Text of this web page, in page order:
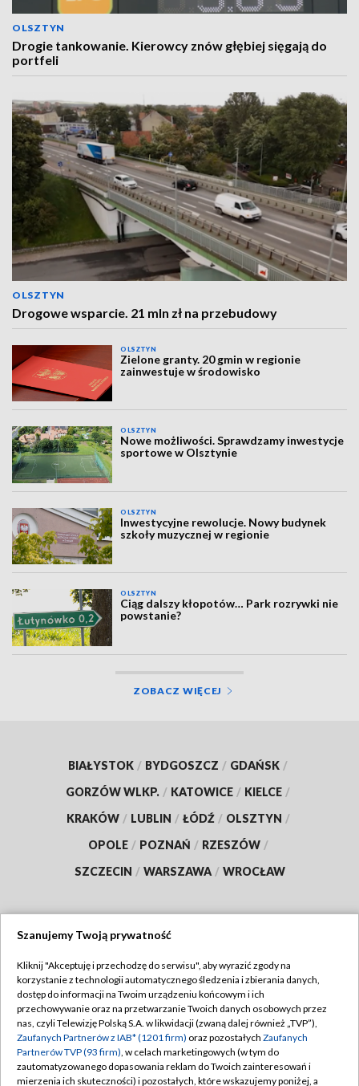
OLSZTYN
Drogie tankowanie. Kierowcy znów głębiej sięgają do
portfeli
OLSZTYN
Drogowe wsparcie. 21 mln zł na przebudowy
OLSZTYN
Zielone granty. 20 gmin w regionie
zainwestuje w środowisko
OLSZTYN
Nowe możliwości. Sprawdzamy inwestycje
sportowe w Olsztynie
OLSZTYN
Inwestycyjne rewolucje. Nowy budynek
szkoły muzycznej w regionie
OLSZTYN
Ciąg dalszy kłopotów… Park rozrywki nie
powstanie?
ZOBACZ WIĘCEJ
BIAŁYSTOK / BYDGOSZCZ / GDAŃSK /
GORZÓW WLKP. / KATOWICE / KIELCE /
KRAKÓW / LUBLIN / ŁÓDŹ / OLSZTYN /
OPOLE / POZNAŃ / RZESZÓW /
SZCZECIN / WARSZAWA / WROCŁAW
TVP
Abonament TVP
Emisja w TVP
Centrum informacji TVP
Regulamin TVP
Polityka prywatności
Moje zgody
Szanujemy Twoją prywatność
Kliknij "Akceptuję i przechodzę do serwisu", aby wyrazić zgody na
korzystanie z technologii automatycznego śledzenia i zbierania danych,
dostęp do informacji na Twoim urządzeniu końcowym i ich
przechowywanie oraz na przetwarzanie Twoich danych osobowych przez
nas, czyli Telewizję Polską S.A. w likwidacji (zwaną dalej również „TVP”),
Zaufanych Partnerów z IAB* (1201 firm) oraz pozostałych Zaufanych
Partnerów TVP (93 firm), w celach marketingowych (w tym do
zautomatyzowanego dopasowania reklam do Twoich zainteresowań i
mierzenia ich skuteczności) i pozostałych, które wskazujemy poniżej, a